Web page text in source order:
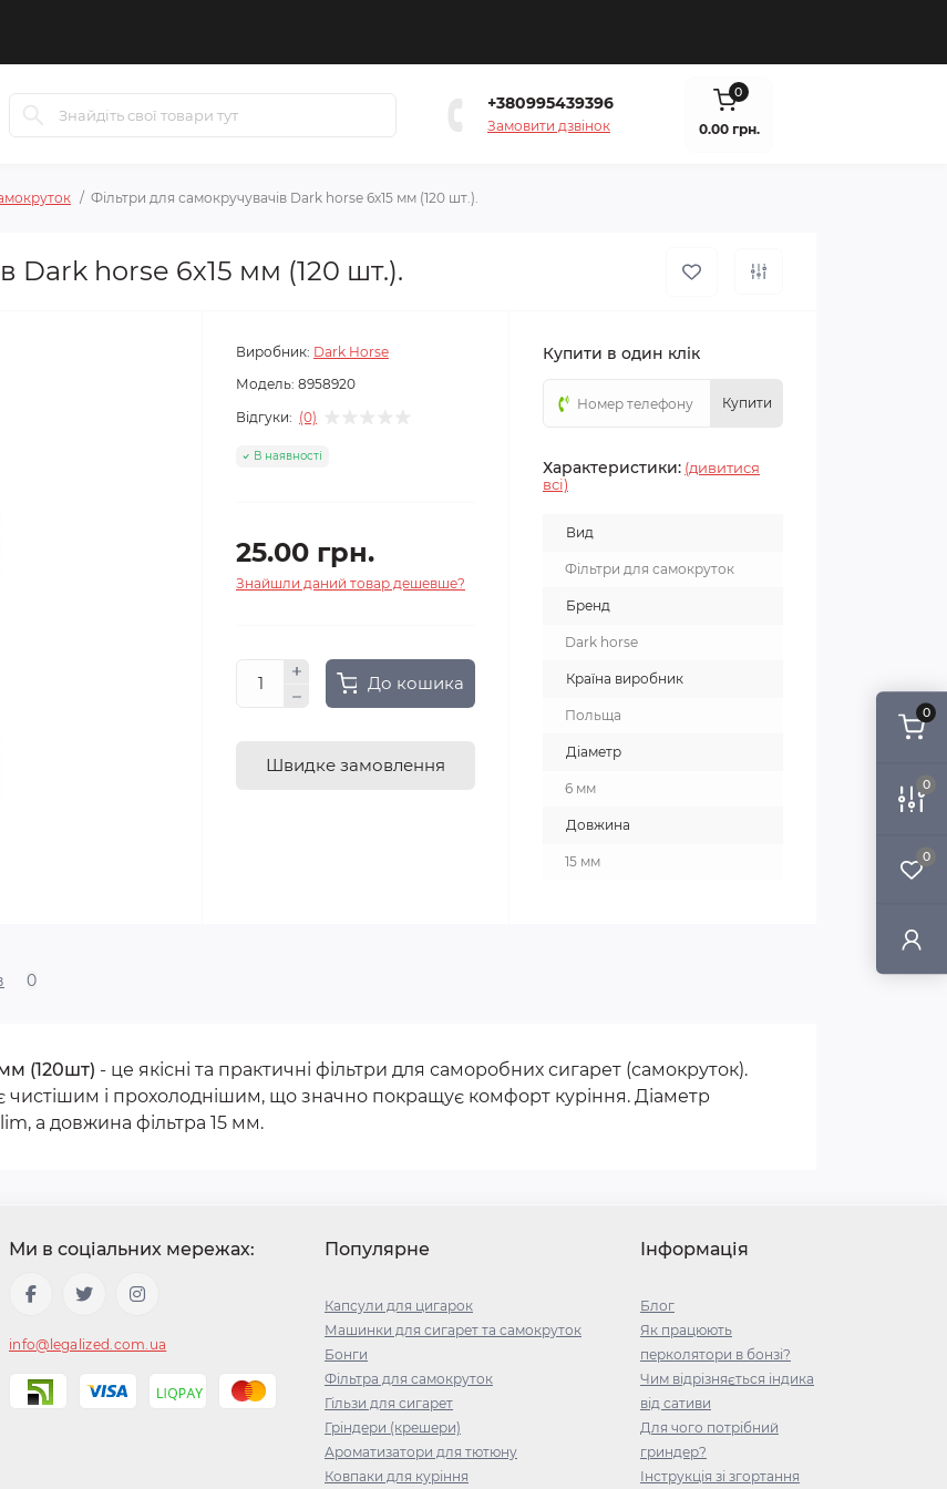
0
0
0
+380995439396
Замовити дзвінок
0
0.00 грн.
Фільтри для самокручувачів Dark horse 6х15 мм (120 шт.).
Dark horse 6х15 мм (120 шт.).
Виробник: Dark Horse
Модель: 8958920
Відгуки: (0)
В наявності
25.00 грн.
Знайшли даний товар дешевше?
До кошика
Швидке замовлення
Купити в один клік
Купити
Характеристики: (дивитися
всі)
Вид
Фільтри для самокруток
Бренд
Dark horse
Країна виробник
Польща
Діаметр
6 мм
Довжина
15 мм
0
(120шт) - це якісні та практичні фільтри для саморобних сигарет (самокруток).
чистішим і прохолоднішим, що значно покращує комфорт куріння. Діаметр
а довжина фільтра 15 мм.
Ми в соціальних мережах:
info@legalized.com.ua
Популярне
Капсули для цигарок
Машинки для сигарет та самокруток
Бонги
Фільтра для самокруток
Гільзи для сигарет
Гріндери (крешери)
Ароматизатори для тютюну
Ковпаки для куріння
Інформація
Блог
Як працюють
перколятори в бонзі?
Чим відрізняється індика
від сативи
Для чого потрібний
гриндер?
Інструкція зі згортання